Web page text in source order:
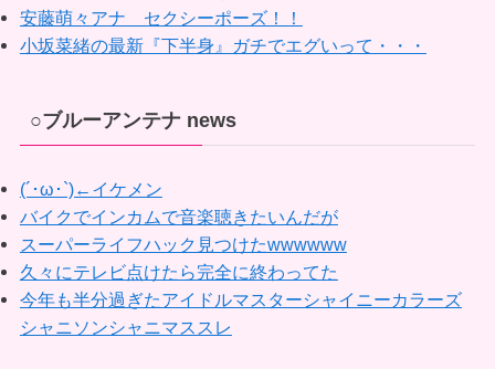
安藤萌々アナ セクシーポーズ！！
小坂菜緒の最新『下半身』ガチでエグいって・・・
○ブルーアンテナ news
(´･ω･`)←イケメン
バイクでインカムで音楽聴きたいんだが
スーパーライフハック見つけたwwwwww
久々にテレビ点けたら完全に終わってた
今年も半分過ぎたアイドルマスターシャイニーカラーズ
シャニソンシャニマススレ